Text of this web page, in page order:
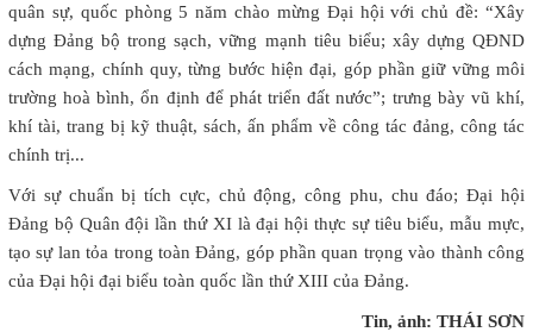
quân sự, quốc phòng 5 năm chào mừng Đại hội với chủ đề: “Xây
dựng Đảng bộ trong sạch, vững mạnh tiêu biểu; xây dựng QĐND
cách mạng, chính quy, từng bước hiện đại, góp phần giữ vững môi
trường hoà bình, ổn định để phát triển đất nước”; trưng bày vũ khí,
khí tài, trang bị kỹ thuật, sách, ấn phẩm về công tác đảng, công tác
chính trị...
Với sự chuẩn bị tích cực, chủ động, công phu, chu đáo; Đại hội
Đảng bộ Quân đội lần thứ XI là đại hội thực sự tiêu biểu, mẫu mực,
tạo sự lan tỏa trong toàn Đảng, góp phần quan trọng vào thành công
của Đại hội đại biểu toàn quốc lần thứ XIII của Đảng.
Tin, ảnh: THÁI SƠN